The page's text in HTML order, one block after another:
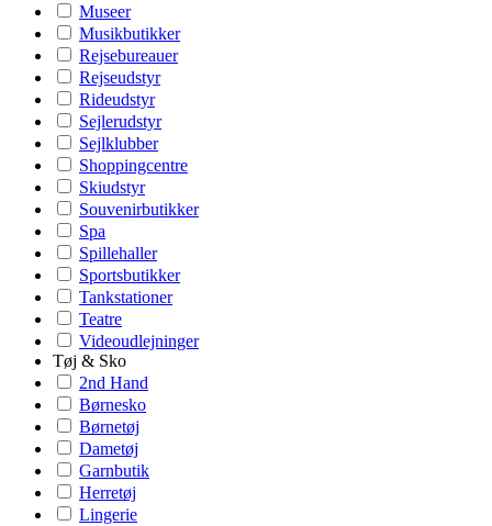
Museer
Musikbutikker
Rejsebureauer
Rejseudstyr
Rideudstyr
Sejlerudstyr
Sejlklubber
Shoppingcentre
Skiudstyr
Souvenirbutikker
Spa
Spillehaller
Sportsbutikker
Tankstationer
Teatre
Videoudlejninger
Tøj & Sko
2nd Hand
Børnesko
Børnetøj
Dametøj
Garnbutik
Herretøj
Lingerie